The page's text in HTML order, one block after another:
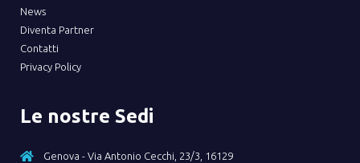
News
Diventa Partner
Contatti
Privacy Policy
Le nostre Sedi
Genova - Via Antonio Cecchi, 23/3, 16129